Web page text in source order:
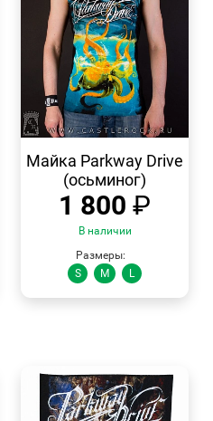
ПРОСМОТР
Майка Parkway Drive
(осьминог)
1 800 ₽
В наличии
Размеры:
S
M L